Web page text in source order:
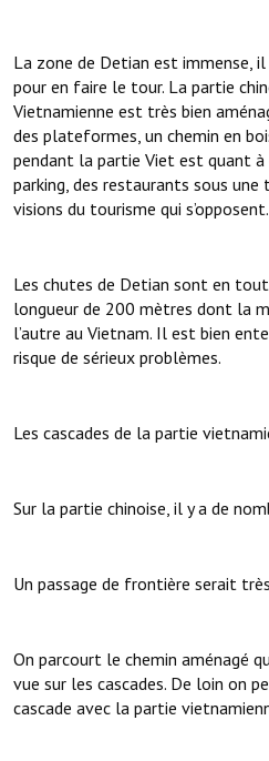
La zone de Detian est immense,
pour en faire le tour. La partie
Vietnamienne est très bien
des plateformes, un chemin en
pendant la partie Viet est quant à
parking, des restaurants sous une
visions du tourisme qui s’opposent.
Les chutes de Detian sont en
longueur de 200 mètres dont la
l’autre au Vietnam. Il est bien
risque de sérieux problèmes.
Les cascades de la partie
Sur la partie chinoise, il y a de
Un passage de frontière serait
On parcourt le chemin aménagé
vue sur les cascades. De loin on
cascade avec la partie